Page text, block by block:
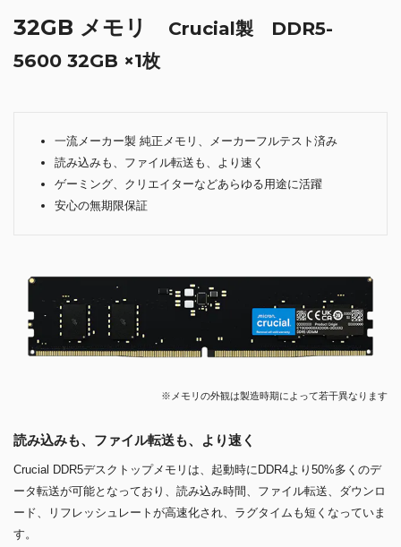
32GB メモリ
Crucial製 DDR5-
5600 32GB ×1枚
一流メーカー製 純正メモリ、メーカーフルテスト済み
読み込みも、ファイル転送も、より速く
ゲーミング、クリエイターなどあらゆる用途に活躍
安心の無期限保証
※メモリの外観は製造時期によって若干異なります
読み込みも、ファイル転送も、より速く
Crucial DDR5デスクトップメモリは、起動時にDDR4より50%多くのデ
ータ転送が可能となっており、読み込み時間、ファイル転送、ダウンロ
ード、リフレッシュレートが高速化され、ラグタイムも短くなっていま
す。